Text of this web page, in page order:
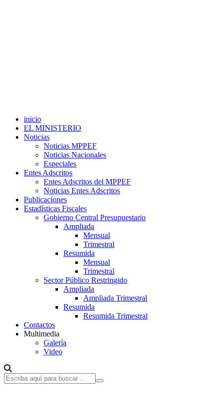
inicio
EL MINISTERIO
Noticias
Noticias MPPEF
Noticias Nacionales
Especiales
Entes Adscritos
Entes Adscritos del MPPEF
Noticias Entes Adscritos
Publicaciones
Estadísticas Fiscales
Gobierno Central Presupuestario
Ampliada
Mensual
Trimestral
Resumida
Mensual
Trimestral
Sector Público Restringido
Ampliada
Ampliada Trimestral
Resumida
Resumida Trimestral
Contactos
Multimedia
Galería
Video